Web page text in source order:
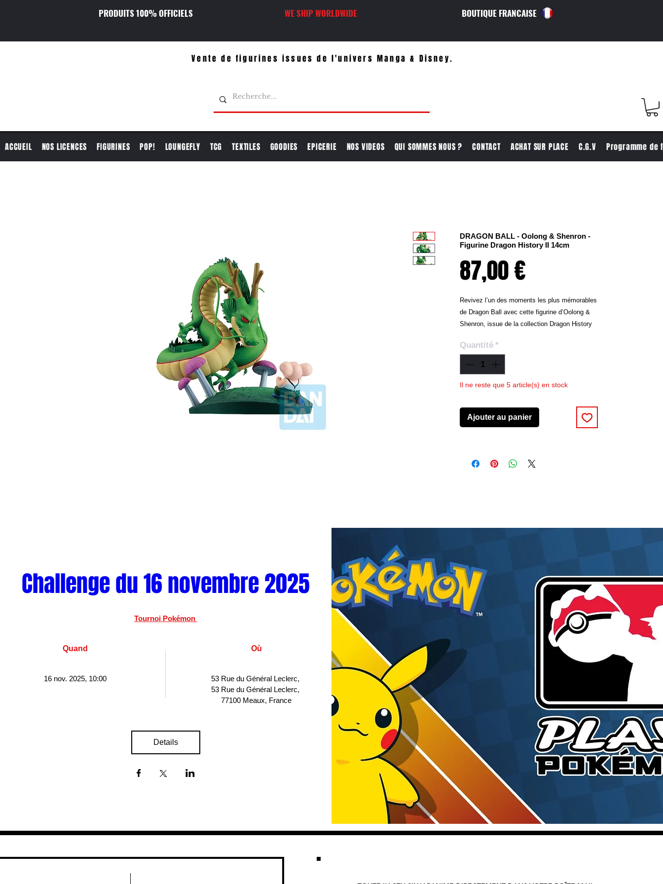
PRODUITS 100% OFFICIELS WE SHIP WORLDWIDE BOUTIQUE FRANCAISE
Vente de figurines issues de l'univers Manga & Disney.
ACCUEIL NOS LICENCES FIGURINES POP! LOUNGEFLY TCG TEXTILES GOODIES EPICERIE NOS VIDEOS QUI SOMMES NOUS ? CONTACT ACHAT SUR PLACE C.G.V Programme de
DRAGON BALL - Oolong & Shenron -
Figurine Dragon History II 14cm
87,00 €
Revivez l’un des moments les plus mémorables
de Dragon Ball avec cette figurine d’Oolong &
Shenron, issue de la collection Dragon History
la scène emblématique où Oolong fait un vœu
épique.
cette figurine est parfaite pour les
collectionneurs ou les fans souhaitant revivre
les moments iconiques de Dragon Ball. C’est
Quantité *
Il ne reste que 5 article(s) en stock
Ajouter au panier
Challenge du 16 novembre 2025
Tournoi Pokémon
Quand
16 nov. 2025, 10:00
Où
53 Rue du Général Leclerc,
53 Rue du Général Leclerc,
77100 Meaux, France
Details